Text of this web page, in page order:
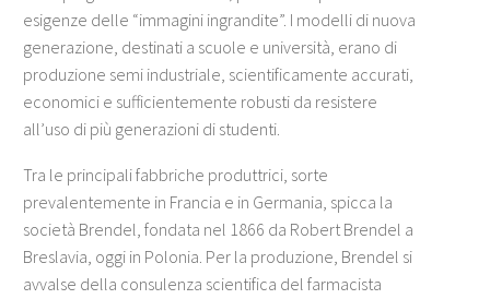
esigenze delle “immagini ingrandite”. I modelli di nuova
generazione, destinati a scuole e università, erano di
produzione semi industriale, scientificamente accurati,
economici e sufficientemente robusti da resistere
all’uso di più generazioni di studenti.
Tra le principali fabbriche produttrici, sorte
prevalentemente in Francia e in Germania, spicca la
società Brendel, fondata nel 1866 da Robert Brendel a
Breslavia, oggi in Polonia. Per la produzione, Brendel si
avvalse della consulenza scientifica del farmacista